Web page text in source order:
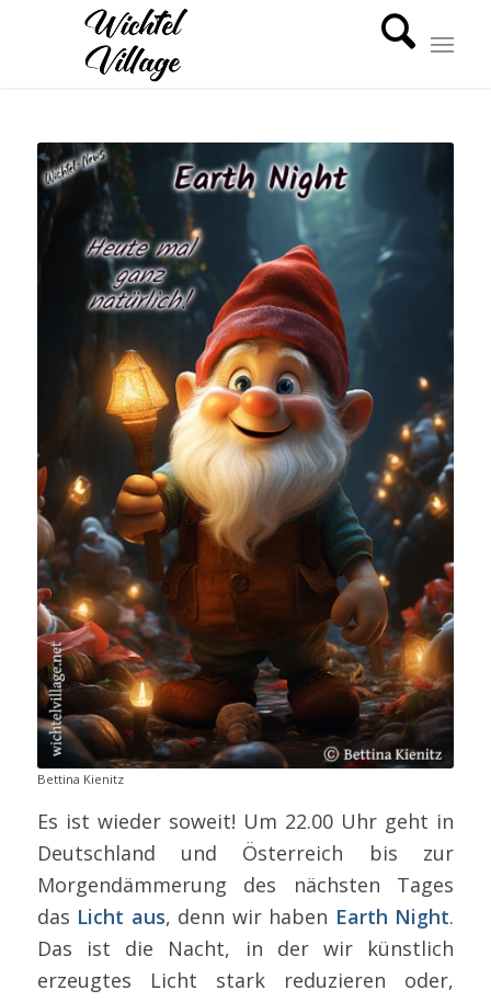
Bettina Kienitz
Es ist wieder soweit! Um 22.00 Uhr geht in
Deutschland und Österreich bis zur
Morgendämmerung des nächsten Tages
das Licht aus, denn wir haben Earth Night.
Das ist die Nacht, in der wir künstlich
erzeugtes Licht stark reduzieren oder,